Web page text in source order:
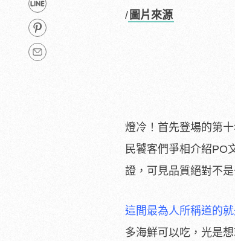
/ 圖片來源
燈冷！首先登場的第
民饕客們爭相介紹PO
證，可見品質絕對不是
這間最為人所稱道的
多海鮮可以吃，光是